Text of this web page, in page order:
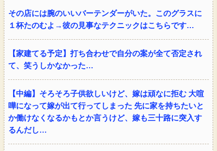
その店には腕のいいバーテンダーがいた。このグラスに
１杯たのむよ→彼の見事なテクニックはこちらです…
【家建てる予定】打ち合わせで自分の案が全て否定され
て、笑うしかなかった…
【中編】そろそろ子供欲しいけど、嫁は頑なに拒む 大喧
嘩になって嫁が出て行ってしまった 先に家を持ちたいと
か働けなくなるかもとか言うけど、嫁も三十路に突入す
るんだし…